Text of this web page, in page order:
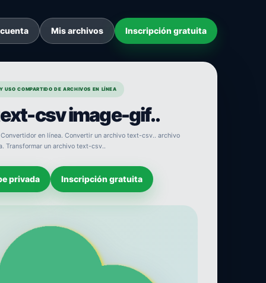
Mis archivos Inscripción gratuita
USO COMPARTIDO DE ARCHIVOS EN LÍNEA
csv image-gif..
en línea. Convertir un archivo text-csv.. archivo
Transformar un archivo text-csv..
privada Inscripción gratuita